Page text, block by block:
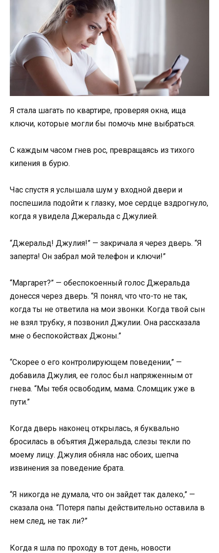
Я стала шагать по квартире, проверяя окна, ища
ключи, которые могли бы помочь мне выбраться.
С каждым часом гнев рос, превращаясь из тихого
кипения в бурю.
Час спустя я услышала шум у входной двери и
поспешила подойти к глазку, мое сердце вздрогнуло,
когда я увидела Джеральда с Джулией.
“Джеральд! Джулия!” — закричала я через дверь. “Я
заперта! Он забрал мой телефон и ключи!”
“Маргарет?” — обеспокоенный голос Джеральда
донесся через дверь. “Я понял, что что-то не так,
когда ты не ответила на мои звонки. Когда твой сын
не взял трубку, я позвонил Джулии. Она рассказала
мне о беспокойствах Джоны.”
“Скорее о его контролирующем поведении,” —
добавила Джулия, ее голос был напряженным от
гнева. “Мы тебя освободим, мама. Сломщик уже в
пути.”
Когда дверь наконец открылась, я буквально
бросилась в объятия Джеральда, слезы текли по
моему лицу. Джулия обняла нас обоих, шепча
извинения за поведение брата.
“Я никогда не думала, что он зайдет так далеко,” —
сказала она. “Потеря папы действительно оставила в
нем след, не так ли?”
Когда я шла по проходу в тот день, новости